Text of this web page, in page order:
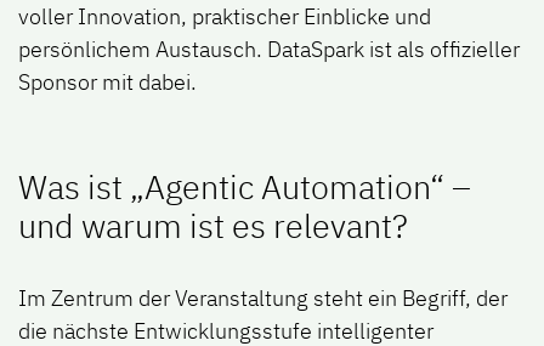
voller Innovation, praktischer Einblicke und
persönlichem Austausch. DataSpark ist als offizieller
Sponsor mit dabei.
Was ist „Agentic Automation“ –
und warum ist es relevant?
Im Zentrum der Veranstaltung steht ein Begriff, der
die nächste Entwicklungsstufe intelligenter